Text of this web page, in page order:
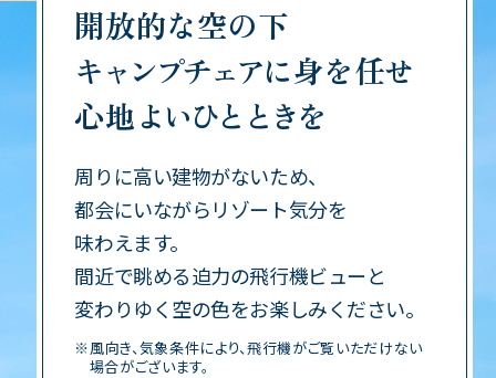
開放的な空の下
キャンプチェアに身を任せ
心地よいひとときを
周りに高い建物がないため、
都会にいながらリゾート気分を
味わえます。
間近で眺める迫力の飛行機ビューと
変わりゆく空の色をお楽しみください。
※風向き、気象条件により、飛行機がご覧いただけない
場合がございます。